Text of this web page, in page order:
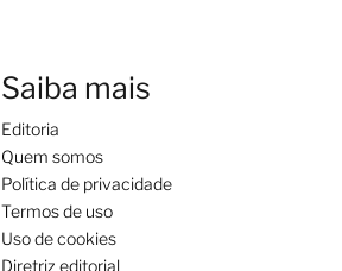
Saiba mais
Editoria
Quem somos
Política de privacidade
Termos de uso
Uso de cookies
Diretriz editorial